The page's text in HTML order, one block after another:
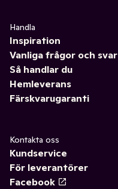
Handla
Inspiration
Vanliga frågor och svar
Så handlar du
Hemleverans
Färskvarugaranti
Kontakta oss
Kundservice
För leverantörer
Facebook